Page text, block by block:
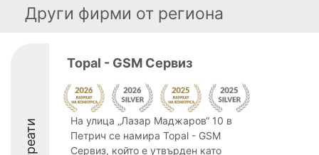
Други фирми от региона
Topal - GSM Сервиз
На улица „Лазар Маджаров“ 10 в
Петрич се намира Topal - GSM
Сервиз, който е утвърден като